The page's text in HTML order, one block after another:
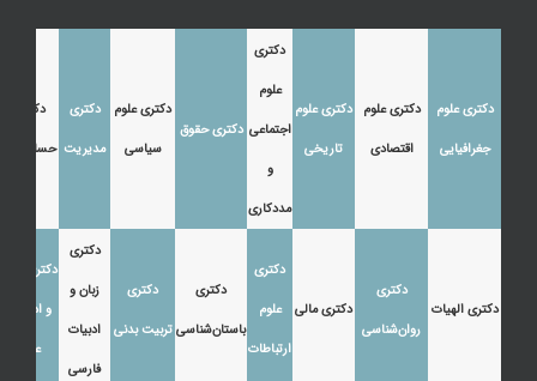
دکتری علوم
جغرافیایی
دکتری علوم
اقتصادی
دکتری علوم
تاریخی
دکتری
علوم
اجتماعی
و
مددکاری
دکتری حقوق
دکتری علوم
سیاسی
دکتری
مدیریت
دکتری
حسابداری
دکتری الهیات
دکتری
روان‌شناسی
دکتری مالی
دکتری
علوم
ارتباطات
دکتری
باستان‌شناسی
دکتری
تربیت بدنی
دکتری
زبان و
ادبیات
فارسی
دکتری زبان
و ادبیات
عرب